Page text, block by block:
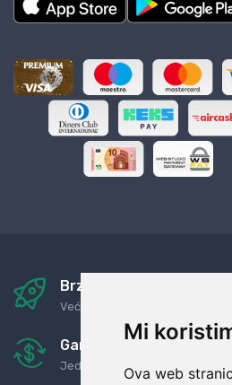
Mi
Ova web
Brza i sigurna dostava
Već za nekoliko dana kod vas
Garancija u povrat
Jednostavno pravilo: Roba za